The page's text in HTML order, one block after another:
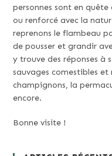
personnes sont en
ou renforcé avec la
reprenons le flambeau
de pousser et grandir
y trouve des réponses à
sauvages comestibles
champignons, la
encore.
Bonne visite !